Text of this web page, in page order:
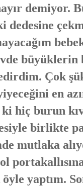
demiyor.
büyüklerin
Çok
en
ki hiç burun
birlikte
mutlaka
yaptım.